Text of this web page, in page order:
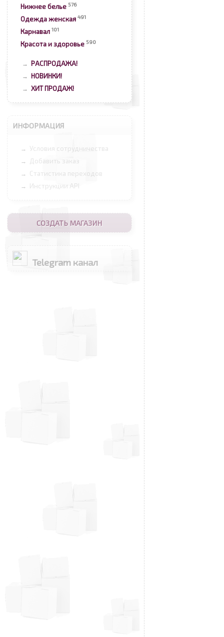
Нижнее белье 576
Одежда женская 491
Карнавал 101
Красота и здоровье 590
→ РАСПРОДАЖА!
→ НОВИНКИ!
→ ХИТ ПРОДАЖ!
ИНФОРМАЦИЯ
→ Условия сотрудничества
→ Добавить заказ
→ Статистика переходов
→ Инструкции API
СОЗДАТЬ МАГАЗИН
Telegram канал